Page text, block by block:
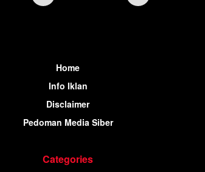
Home
Info Iklan
Disclaimer
Pedoman Media Siber
Categories